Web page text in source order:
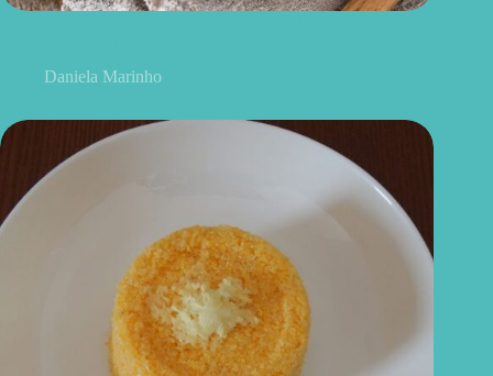
Daniela Marinho